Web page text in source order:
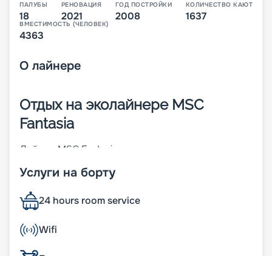
ПАЛУБЫ
18
РЕНОВАЦИЯ
2021
ГОД ПОСТРОЙКИ
2008
КОЛИЧЕСТВО КАЮТ
1637
ВМЕСТИМОСТЬ (ЧЕЛОВЕК)
4363
О лайнере
Отдых на эколайнере MSC
Fantasia
Лайнер MSC Fantasia – первое круизное судно
и в 2023 г. претерпело значительные изменения.
много номеров с личным балконом. Уникальные
технологические системы позволяют экономно
расходовать ресурсы и обеспечивают кораблю
почетную приставку ЭКО-. Также большое
Услуги на борту
24 hours room service
Wifi